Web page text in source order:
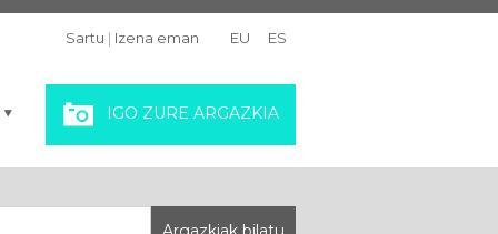
Sartu | Izena eman EU ES
IGO ZURE ARGAZKIA